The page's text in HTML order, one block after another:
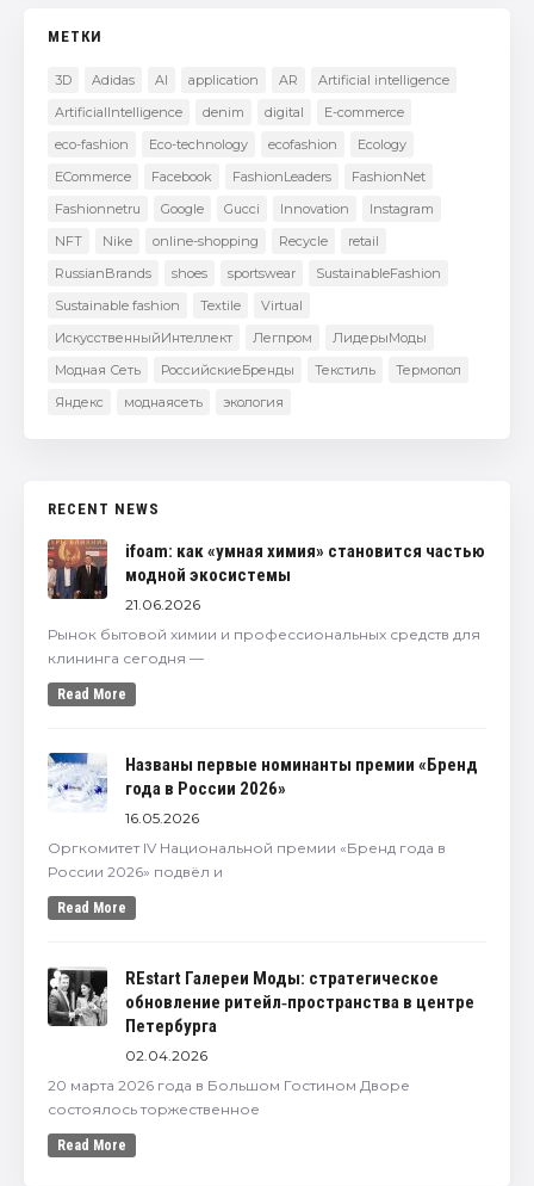
МЕТКИ
3D Adidas AI application AR
Artificial intelligence
ArtificialIntelligence
denim digital
E-commerce
eco-fashion
Eco-technology ecofashion
Ecology
ECommerce
Facebook FashionLeaders
FashionNet
Fashionnetru
Google Gucci Innovation
Instagram
NFT
Nike online-shopping Recycle
retail
RussianBrands
shoes sportswear
SustainableFashion
Sustainable fashion
Textile
Virtual
ИскусственныйИнтеллект
Легпром
ЛидерыМоды
Модная Сеть
РоссийскиеБренды Текстиль
Термопол
Яндекс
моднаясеть экология
RECENT NEWS
ifoam: как «умная химия» становится частью
модной экосистемы
21.06.2026
Рынок бытовой химии и профессиональных средств для
клининга сегодня —
Read More
Названы первые номинанты премии «Бренд
года в России 2026»
16.05.2026
Оргкомитет IV Национальной премии «Бренд года в
России 2026» подвёл и
Read More
REstart Галереи Моды: стратегическое
обновление ритейл‑пространства в центре
Петербурга
02.04.2026
20 марта 2026 года в Большом Гостином Дворе
состоялось торжественное
Read More